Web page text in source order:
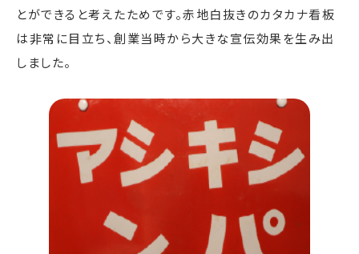
とができると考えたためです。赤地白抜きのカタカナ看板
は非常に目立ち、創業当時から大きな宣伝効果を生み出
しました。